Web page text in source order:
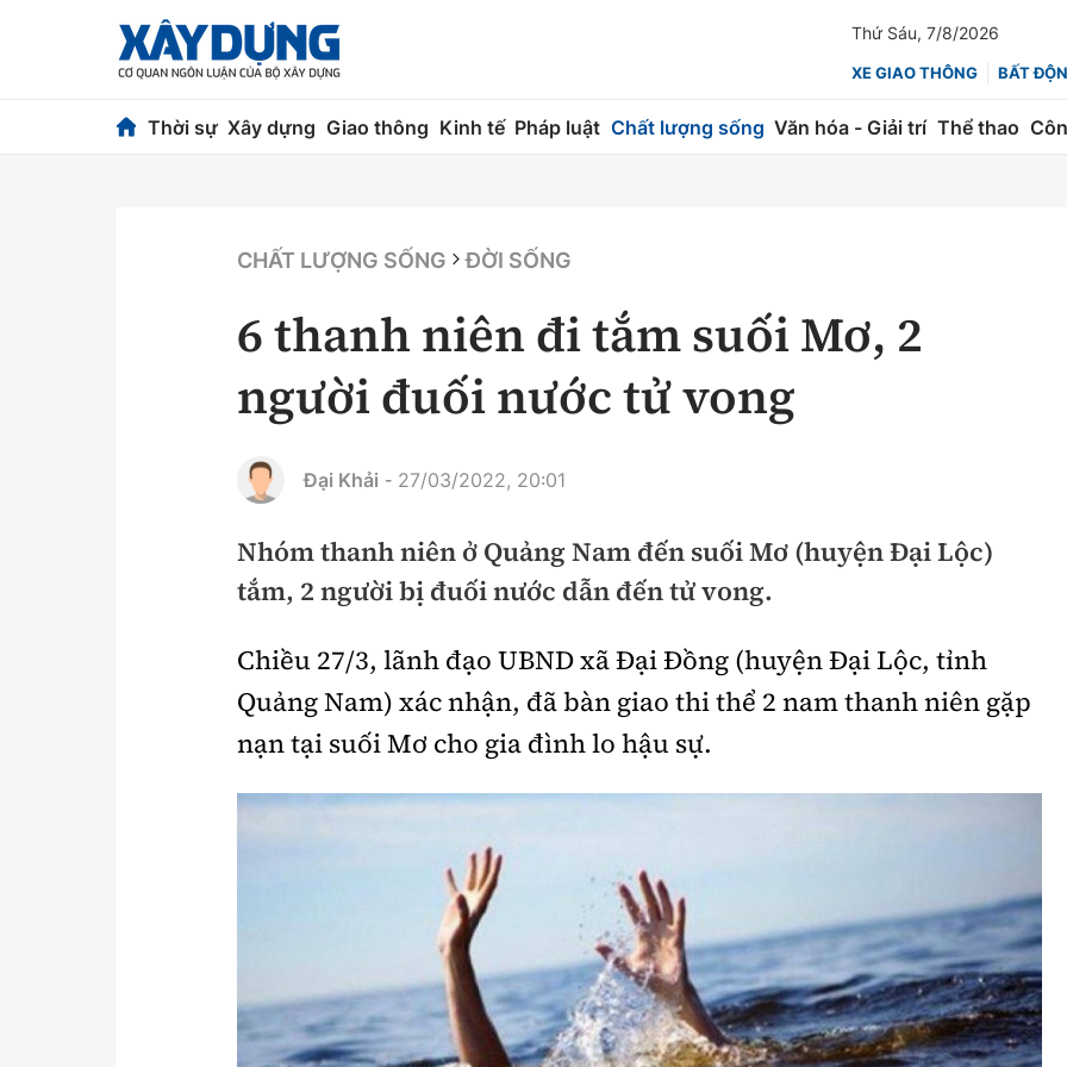
Thứ Sáu, 7/8/2026
XE GIAO THÔNG BẤT
Thời sự Xây dựng Giao thông Kinh tế Pháp luật Chất lượng sống Văn hóa - Giải trí Thể thao
Chuyện dọc đường
Chỉ đạo điều hành
Vật liệu xây dựng
Giám định chất lượng
Hàng không
Đường sắt
Đường thủy
Đường sắt đô thị
Chứng khoán
An ninh hình sự
An toàn giao thông
Giao thông 24h
ATGT địa phương
Văn hóa giao thông
Gương sáng giao thông
xem thêm
Chất lượng sống Văn hóa - Giải Trí
Văn hóa
Thể thao
Bóng đá
Công nghệ
Công nghệ mới
CHẤT LƯỢNG SỐNG ĐỜI SỐNG
6 thanh niên đi tắm suối Mơ, 2
người đuối nước tử vong
Đại Khải - 27/03/2022, 20:01
Nhóm thanh niên ở Quảng Nam đến suối Mơ (huyện Đại Lộc)
tắm, 2 người bị đuối nước dẫn đến tử vong.
Chiều 27/3, lãnh đạo UBND xã Đại Đồng (huyện Đại Lộc, tỉnh
Quảng Nam) xác nhận, đã bàn giao thi thể 2 nam thanh niên gặp
nạn tại suối Mơ cho gia đình lo hậu sự.